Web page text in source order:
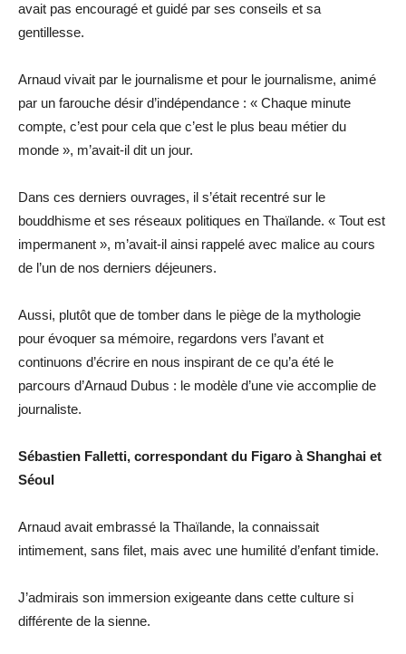
avait pas encouragé et guidé par ses conseils et sa
gentillesse.
Arnaud vivait par le journalisme et pour le journalisme, animé
par un farouche désir d’indépendance : « Chaque minute
compte, c’est pour cela que c’est le plus beau métier du
monde », m’avait-il dit un jour.
Dans ces derniers ouvrages, il s’était recentré sur le
bouddhisme et ses réseaux politiques en Thaïlande. « Tout est
impermanent », m’avait-il ainsi rappelé avec malice au cours
de l’un de nos derniers déjeuners.
Aussi, plutôt que de tomber dans le piège de la mythologie
pour évoquer sa mémoire, regardons vers l’avant et
continuons d’écrire en nous inspirant de ce qu’a été le
parcours d’Arnaud Dubus : le modèle d’une vie accomplie de
journaliste.
Sébastien Falletti, correspondant du Figaro à Shanghai et
Séoul
Arnaud avait embrassé la Thaïlande, la connaissait
intimement, sans filet, mais avec une humilité d’enfant timide.
J’admirais son immersion exigeante dans cette culture si
différente de la sienne.